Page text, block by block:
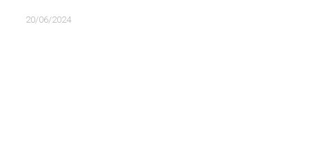
20/06/2024